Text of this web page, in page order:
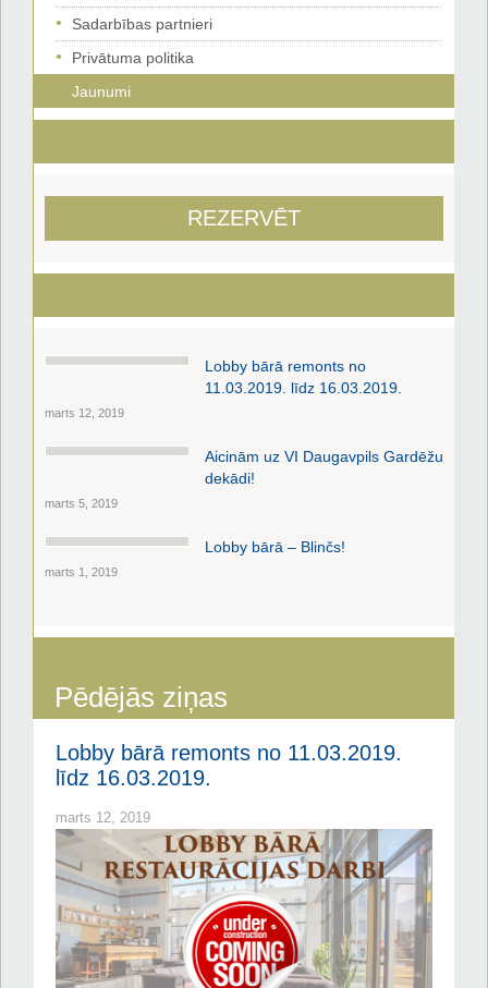
Sadarbības partnieri
Privātuma politika
Jaunumi
REZERVĒT
Lobby bārā remonts no
11.03.2019. līdz 16.03.2019.
marts 12, 2019
Aicinām uz VI Daugavpils Gardēžu
dekādi!
marts 5, 2019
Lobby bārā – Blinčs!
marts 1, 2019
Pēdējās ziņas
Lobby bārā remonts no 11.03.2019.
līdz 16.03.2019.
marts 12, 2019